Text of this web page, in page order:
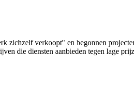
zichzelf verkoopt" en begonnen
die diensten aanbieden tegen lage